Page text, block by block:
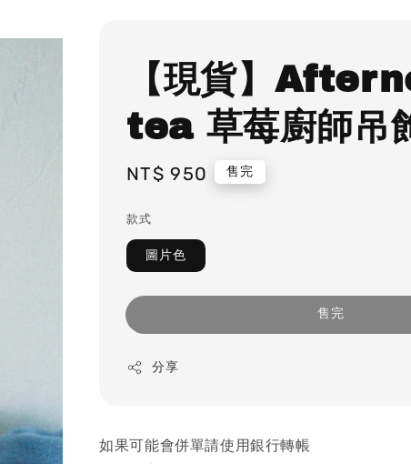
【現貨】
tea 草莓廚師吊
Regular
NT$ 950 售完
款式
圖片色
售完
分享
如果可能會併單請使用銀行轉帳